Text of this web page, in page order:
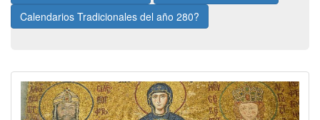
Calendarios Tradicionales del año 280?